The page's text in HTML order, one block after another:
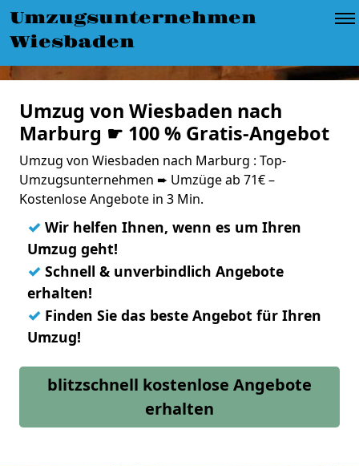
Umzugsunternehmen
Wiesbaden
Umzug von Wiesbaden nach
Marburg ☛ 100 % Gratis-Angebot
Umzug von Wiesbaden nach Marburg : Top-
Umzugsunternehmen ➨ Umzüge ab 71€ –
Kostenlose Angebote in 3 Min.
✓ Wir helfen Ihnen, wenn es um Ihren
Umzug geht!
✓ Schnell & unverbindlich Angebote
erhalten!
✓ Finden Sie das beste Angebot für Ihren
Umzug!
blitzschnell kostenlose Angebote
erhalten